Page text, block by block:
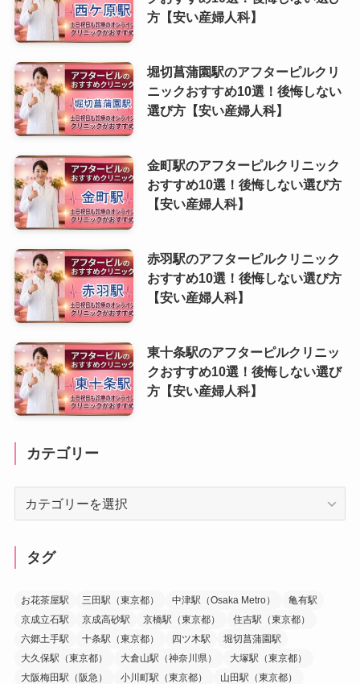
方【安い産婦人科】
堀切菖蒲園駅のアフターピルクリ
ニックおすすめ10選！後悔しない
選び方【安い産婦人科】
金町駅のアフターピルクリニック
おすすめ10選！後悔しない選び方
【安い産婦人科】
赤羽駅のアフターピルクリニック
おすすめ10選！後悔しない選び方
【安い産婦人科】
東十条駅のアフターピルクリニッ
クおすすめ10選！後悔しない選び
方【安い産婦人科】
カテゴリー
タグ
お花茶屋駅 三田駅（東京都） 中津駅（Osaka Metro）
亀有駅
京成立石駅
京成高砂駅 京橋駅（東京都）
住吉駅（東京都）
六郷土手駅
十条駅（東京都） 四ツ木駅
堀切菖蒲園駅
大久保駅（東京都）
大倉山駅（神奈川県）
大塚駅（東京都）
大阪梅田駅（阪急）
小川町駅（東京都）
山田駅（東京都）